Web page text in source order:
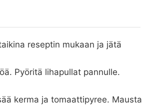
reseptin mukaan ja jätä
Pyöritä lihapullat pannulle.
kerma ja tomaattipyree. Mausta